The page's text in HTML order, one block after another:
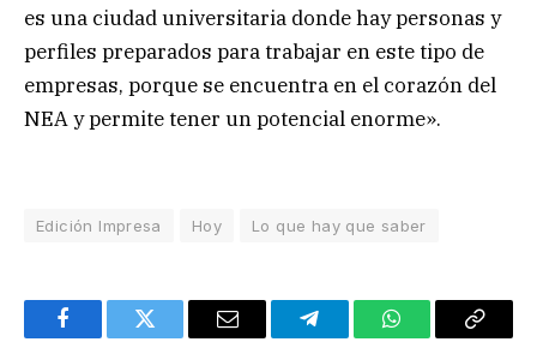
es una ciudad universitaria donde hay personas y
perfiles preparados para trabajar en este tipo de
empresas, porque se encuentra en el corazón del
NEA y permite tener un potencial enorme».
Edición Impresa Hoy Lo que hay que saber
FacebookTwitter Email TelegramWhatsAppCopy